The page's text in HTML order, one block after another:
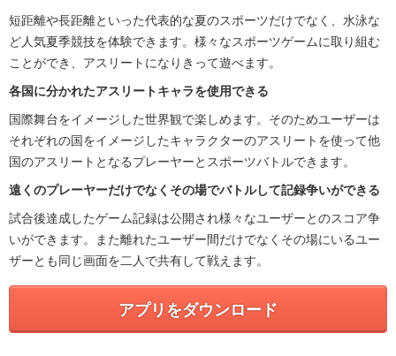
短距離や長距離といった代表的な夏のスポーツだけでなく、水泳な
ど人気夏季競技を体験できます。様々なスポーツゲームに取り組む
ことができ、アスリートになりきって遊べます。
各国に分かれたアスリートキャラを使用できる
国際舞台をイメージした世界観で楽しめます。そのためユーザーは
それぞれの国をイメージしたキャラクターのアスリートを使って他
国のアスリートとなるプレーヤーとスポーツバトルできます。
遠くのプレーヤーだけでなくその場でバトルして記録争いができる
試合後達成したゲーム記録は公開され様々なユーザーとのスコア争
いができます。また離れたユーザー間だけでなくその場にいるユー
ザーとも同じ画面を二人で共有して戦えます。
アプリをダウンロード